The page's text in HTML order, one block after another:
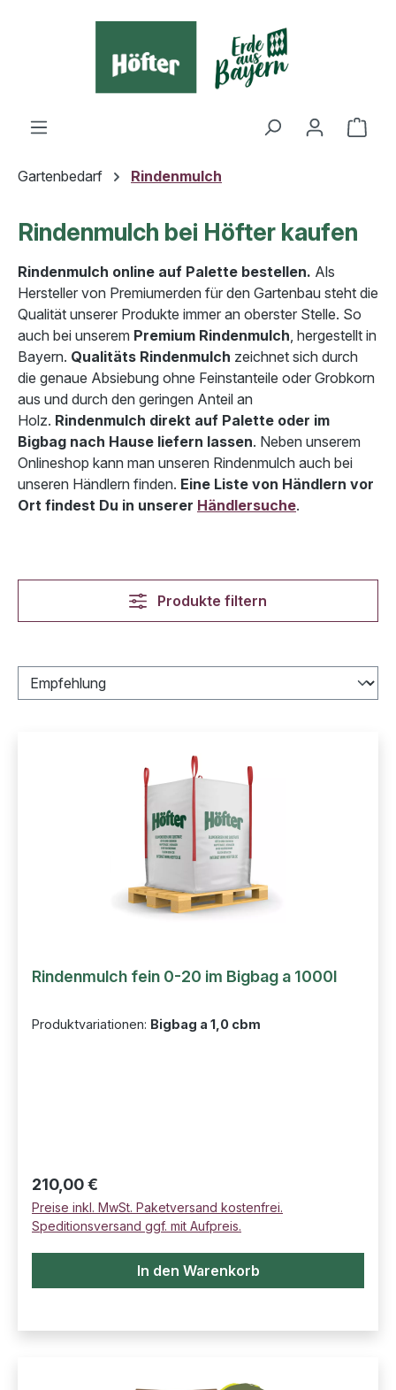
Gartenbedarf Rindenmulch
Rindenmulch bei Höfter kaufen
Rindenmulch online auf Palette bestellen. Als
Hersteller von Premiumerden für den Gartenbau steht die
Qualität unserer Produkte immer an oberster Stelle. So
auch bei unserem Premium Rindenmulch, hergestellt in
Bayern. Qualitäts Rindenmulch zeichnet sich durch
die genaue Absiebung ohne Feinstanteile oder Grobkorn
aus und durch den geringen Anteil an
Holz. Rindenmulch direkt auf Palette oder im
Bigbag nach Hause liefern lassen. Neben unserem
Onlineshop kann man unseren Rindenmulch auch bei
unseren Händlern finden. Eine Liste von Händlern vor
Ort findest Du in unserer Händlersuche.
Produkte filtern
Rindenmulch fein 0-20 im Bigbag a 1000l
Produktvariationen: Bigbag a 1,0 cbm
Regulärer Preis:
210,00 €
Preise inkl. MwSt. Paketversand kostenfrei.
Speditionsversand ggf. mit Aufpreis.
In den Warenkorb